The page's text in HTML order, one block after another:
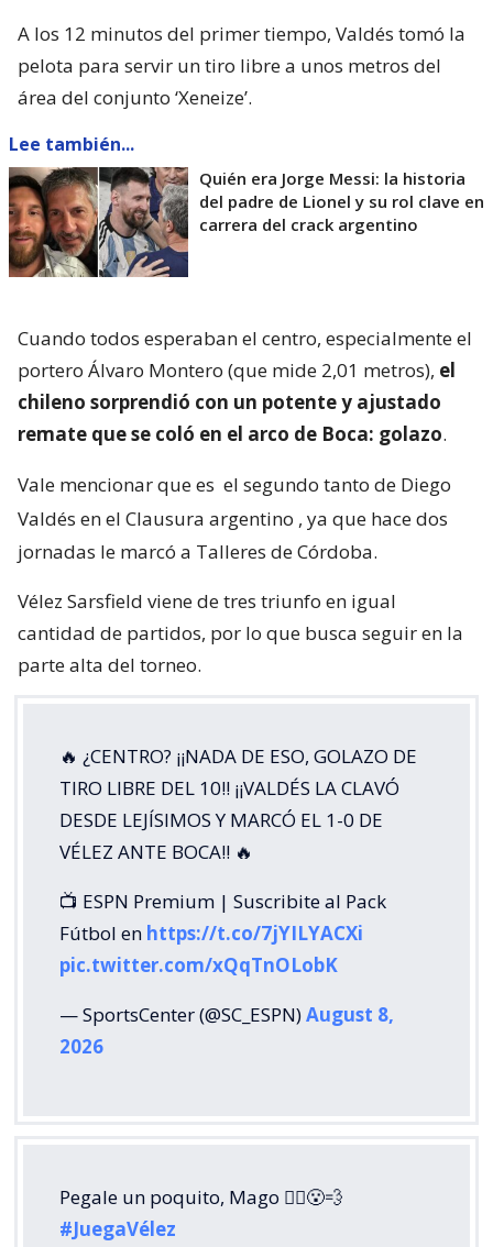
A los 12 minutos del primer tiempo, Valdés tomó la
pelota para servir un tiro libre a unos metros del
área del conjunto ‘Xeneize’.
Lee también...
Quién era Jorge Messi: la historia
del padre de Lionel y su rol clave en
carrera del crack argentino
Cuando todos esperaban el centro, especialmente el
portero Álvaro Montero (que mide 2,01 metros), el
chileno sorprendió con un potente y ajustado
remate que se coló en el arco de Boca: golazo.
Vale mencionar que es el segundo tanto de Diego
Valdés en el Clausura argentino , ya que hace dos
jornadas le marcó a Talleres de Córdoba.
Vélez Sarsfield viene de tres triunfo en igual
cantidad de partidos, por lo que busca seguir en la
parte alta del torneo.
🔥 ¿CENTRO? ¡¡NADA DE ESO, GOLAZO DE
TIRO LIBRE DEL 10!! ¡¡VALDÉS LA CLAVÓ
DESDE LEJÍSIMOS Y MARCÓ EL 1-0 DE
VÉLEZ ANTE BOCA!! 🔥
📺 ESPN Premium | Suscribite al Pack
Fútbol en https://t.co/7jYILYACXi
pic.twitter.com/xQqTnOLobK
— SportsCenter (@SC_ESPN)August 8,
2026
Pegale un poquito, Mago 🧙‍♂️😮‍💨
#JuegaVélez